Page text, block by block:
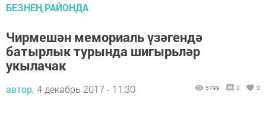
БЕЗНЕҢ РАЙОНДА
Чирмешән мемориаль үзәгендә
батырлык турында шигырьләр
укылачак
автор, 4 декабрь 2017 - 11:30 5799 0 0